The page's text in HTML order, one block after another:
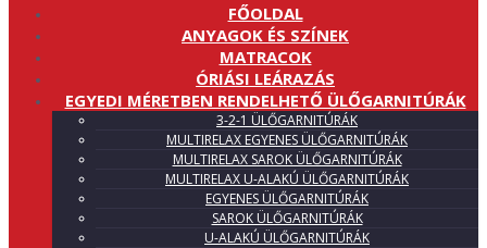
FŐOLDAL
ANYAGOK ÉS SZÍNEK
MATRACOK
ÓRIÁSI LEÁRAZÁS
EGYEDI MÉRETBEN RENDELHETŐ ÜLŐGARNITÚRÁK
3-2-1 ÜLŐGARNITÚRÁK
MULTIRELAX EGYENES ÜLŐGARNITÚRÁK
MULTIRELAX SAROK ÜLŐGARNITÚRÁK
MULTIRELAX U-ALAKÚ ÜLŐGARNITÚRÁK
EGYENES ÜLŐGARNITÚRÁK
SAROK ÜLŐGARNITÚRÁK
U-ALAKÚ ÜLŐGARNITÚRÁK